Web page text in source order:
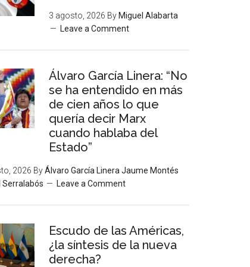
3 agosto, 2026 By Miguel Alabarta
Leave a Comment
Álvaro García Linera: “No
se ha entendido en más
de cien años lo que
quería decir Marx
cuando hablaba del
Estado”
2026 ByÁlvaro García Linera Jaume Montés
Serralabós
Leave a Comment
Escudo de las Américas,
¿la síntesis de la nueva
derecha?